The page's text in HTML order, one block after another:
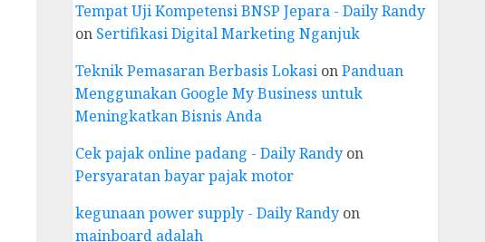
Tempat Uji Kompetensi BNSP Jepara - Daily Randy
on Sertifikasi Digital Marketing Nganjuk
Teknik Pemasaran Berbasis LokasionPanduan
Menggunakan Google My Business untuk
Meningkatkan Bisnis Anda
Cek pajak online padang - Daily Randyon
Persyaratan bayar pajak motor
kegunaan power supply - Daily Randyon
mainboard adalah